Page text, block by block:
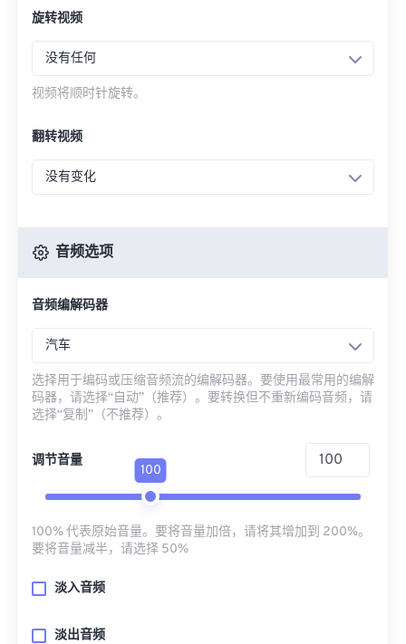
旋转视频
没有任何
视频将顺时针旋转。
翻转视频
没有变化
音频选项
音频编解码器
汽车
选择用于编码或压缩音频流的编解码器。要使用最常用的编解
码器，请选择“自动”（推荐）。要转换但不重新编码音频，请
选择“复制”（不推荐）。
调节音量
100
100% 代表原始音量。要将音量加倍，请将其增加到 200%。
要将音量减半，请选择 50%
淡入音频
淡出音频